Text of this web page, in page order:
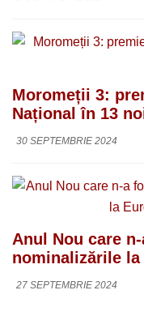
Moromeții 3:
Național în 13
30 SEPTEMBRIE 2024
Anul Nou care
nominalizările la
27 SEPTEMBRIE 2024